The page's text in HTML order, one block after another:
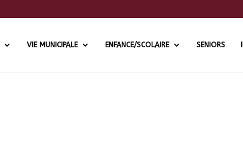
VIE MUNICIPALE ENFANCE/SCOLAIRE SENIORS